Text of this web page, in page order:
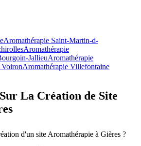
Aromathérapie Saint-Martin-d-
Aromathérapie
JallieuAromathérapie
VoironAromathérapie Villefontaine
La Création de Site
d'un site Aromathérapie à Gières ?